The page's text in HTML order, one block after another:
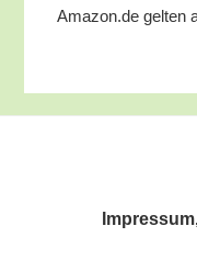
Amazon.de gel­ten